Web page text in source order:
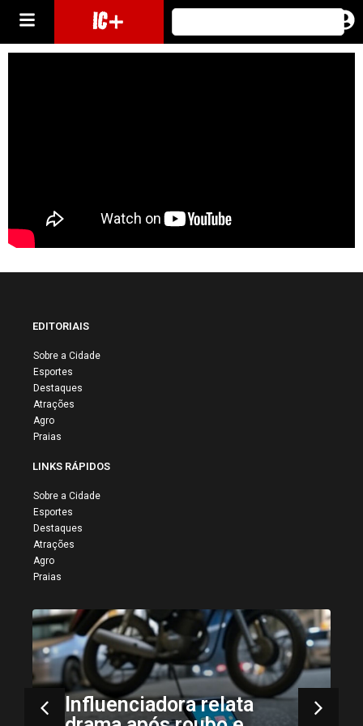
IC+
EDITORIAIS
Sobre a Cidade
Esportes
Destaques
Atrações
Agro
Praias
LINKS RÁPIDOS
Sobre a Cidade
Esportes
Destaques
Atrações
Agro
Praias
Influenciadora relata